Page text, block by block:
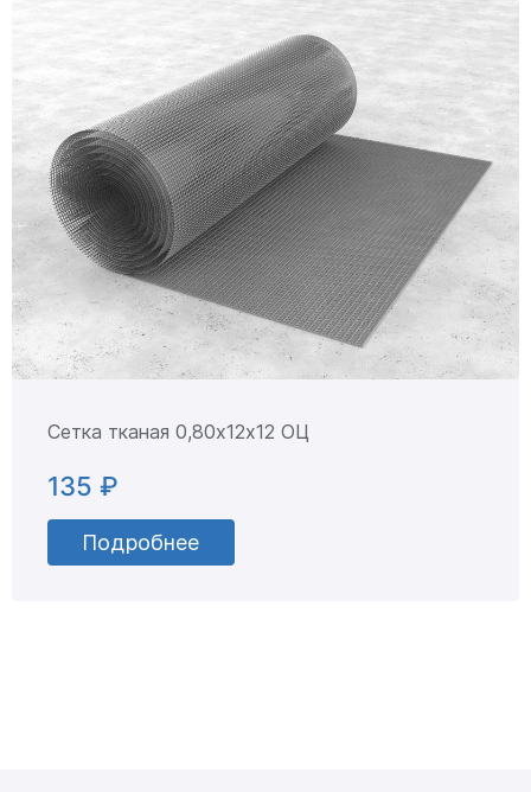
Сетка тканая 0,80х12х12 ОЦ
135 ₽
Подробнее